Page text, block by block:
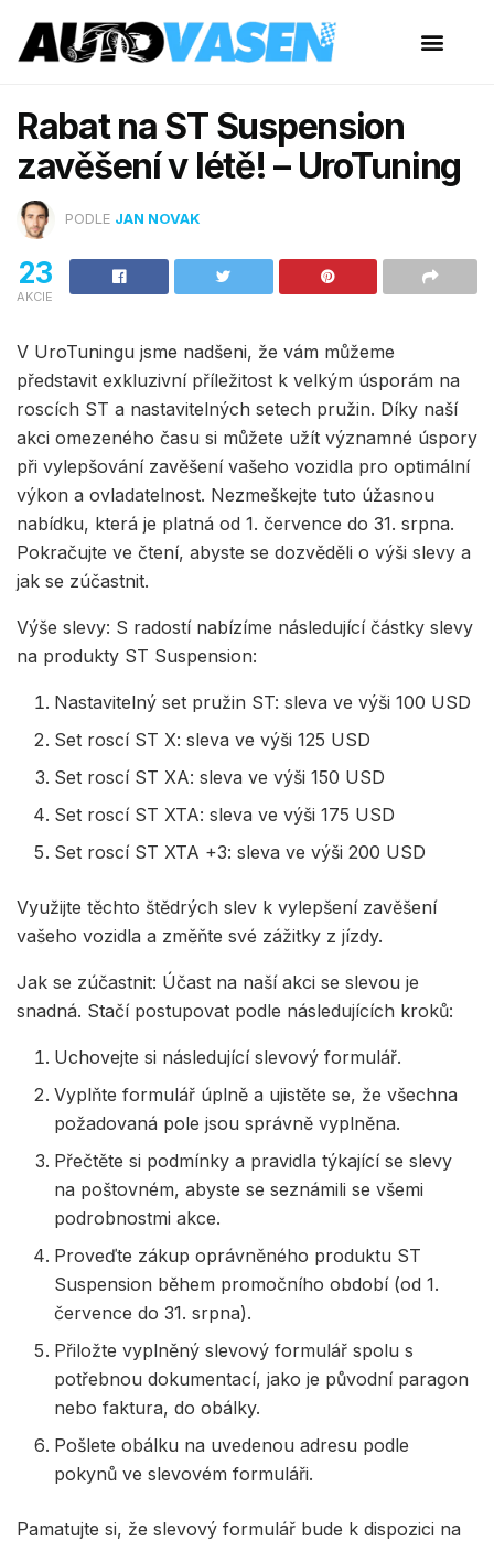
Rabat na ST Suspension
zavěšení v létě! – UroTuning
PODLE JAN NOVAK
23
AKCIE
V UroTuningu jsme nadšeni, že vám můžeme
představit exkluzivní příležitost k velkým úsporám na
roscích ST a nastavitelných setech pružin. Díky naší
akci omezeného času si můžete užít významné úspory
při vylepšování zavěšení vašeho vozidla pro optimální
výkon a ovladatelnost. Nezmeškejte tuto úžasnou
nabídku, která je platná od 1. července do 31. srpna.
Pokračujte ve čtení, abyste se dozvěděli o výši slevy a
jak se zúčastnit.
Výše slevy: S radostí nabízíme následující částky slevy
na produkty ST Suspension:
Nastavitelný set pružin ST: sleva ve výši 100 USD
Set roscí ST X: sleva ve výši 125 USD
Set roscí ST XA: sleva ve výši 150 USD
Set roscí ST XTA: sleva ve výši 175 USD
Set roscí ST XTA +3: sleva ve výši 200 USD
Využijte těchto štědrých slev k vylepšení zavěšení
vašeho vozidla a změňte své zážitky z jízdy.
Jak se zúčastnit: Účast na naší akci se slevou je
snadná. Stačí postupovat podle následujících kroků:
Uchovejte si následující slevový formulář.
Vyplňte formulář úplně a ujistěte se, že všechna
požadovaná pole jsou správně vyplněna.
Přečtěte si podmínky a pravidla týkající se slevy
na poštovném, abyste se seznámili se všemi
podrobnostmi akce.
Proveďte zákup oprávněného produktu ST
Suspension během promočního období (od 1.
července do 31. srpna).
Přiložte vyplněný slevový formulář spolu s
potřebnou dokumentací, jako je původní paragon
nebo faktura, do obálky.
Pošlete obálku na uvedenou adresu podle
pokynů ve slevovém formuláři.
Pamatujte si, že slevový formulář bude k dispozici na